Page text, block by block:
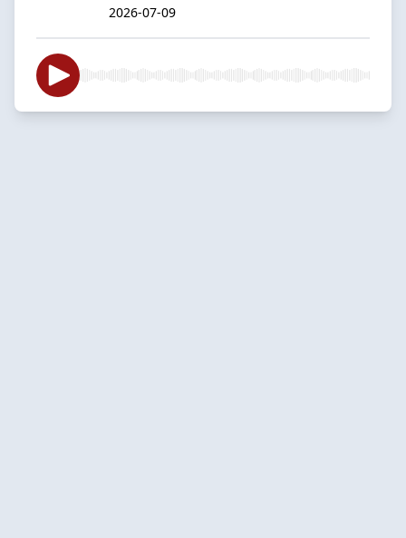
2026-07-09